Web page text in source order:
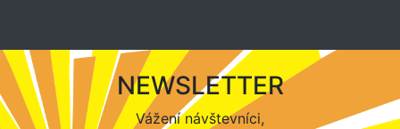
NEWSLETTER
Vážení návštevníci,